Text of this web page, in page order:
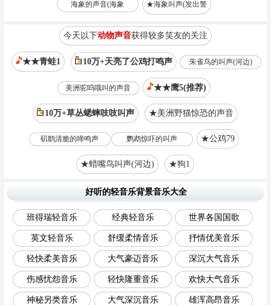
海象的声音(海象 ★海象叫声(发出警
今天以下动物声音获得较多笑友的关注
★★青蛙1 10万+天亮了公鸡打鸣声 朱雀鸟的叫声(河边)
美洲驼呜哦叫的声音 ★★鹰5(推荐)
10万+草丛蟋蟀吱吱叫声 ★美洲野猫惊恐的声音
矶鹞清脆的啼鸣声 鹦鹉惊吓的叫声 ★公鸡79
★蜡嘴鸟叫声(河边) ★狗1
好听的轻音乐背景音乐大全
班得瑞轻音乐 经典轻音乐 世界各国国歌
英文轻音乐 舒缓柔情音乐 抒情优美音乐
轻快柔美音乐 大气豪迈音乐 深沉大气音乐
伤感忧怨音乐 轻快隆重音乐 欢快大气音乐
神秘另类音乐 大气深沉音乐 雄浑高昂音乐